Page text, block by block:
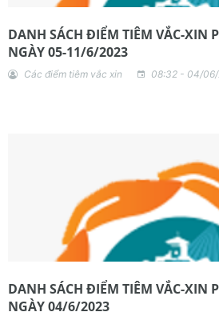
DANH SÁCH ĐIỂM TIÊM VẮC-XIN
NGÀY 05-11/6/2023
Các điểm tiêm vắc xin 08:32 - 04/
DANH SÁCH ĐIỂM TIÊM VẮC-XIN
NGÀY 04/6/2023